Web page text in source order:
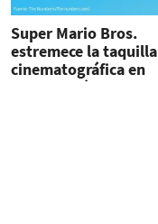
Super Mario Bros.
estremece la taquilla
cinematográfica en
Centroamérica